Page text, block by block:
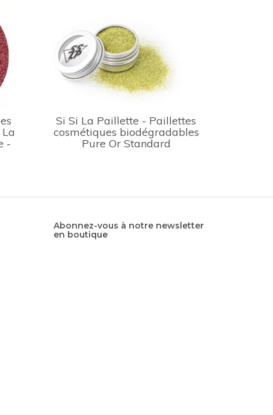
-
Si Si La Paillette - Paillettes
cosmétiques biodégradables
Pure Or Standard
Abonnez-vous à notre newsletter
en boutique